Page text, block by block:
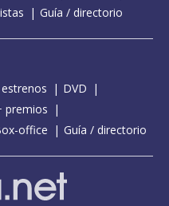
Guía / directorio
DVD
premios
office Guía / directorio